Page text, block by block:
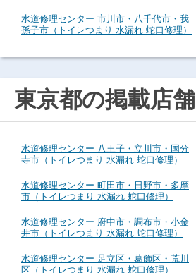
水道修理センター 市川市・八千代市・我
孫子市（トイレつまり 水漏れ 蛇口修理）
東京都の掲載店舗
水道修理センター 八王子・立川市・国分
寺市（トイレつまり 水漏れ 蛇口修理）
水道修理センター 町田市・日野市・多摩
市（トイレつまり 水漏れ 蛇口修理）
水道修理センター 府中市・調布市・小金
井市（トイレつまり 水漏れ 蛇口修理）
水道修理センター 足立区・葛飾区・荒川
区（トイレつまり 水漏れ 蛇口修理）